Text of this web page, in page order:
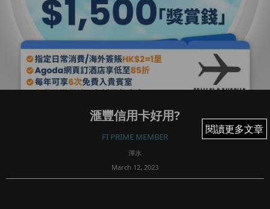
閱讀更多文章
滙豐信用卡好用?
FI PRIME MEMBER
渾水
March 12, 2023
閱讀更多文章